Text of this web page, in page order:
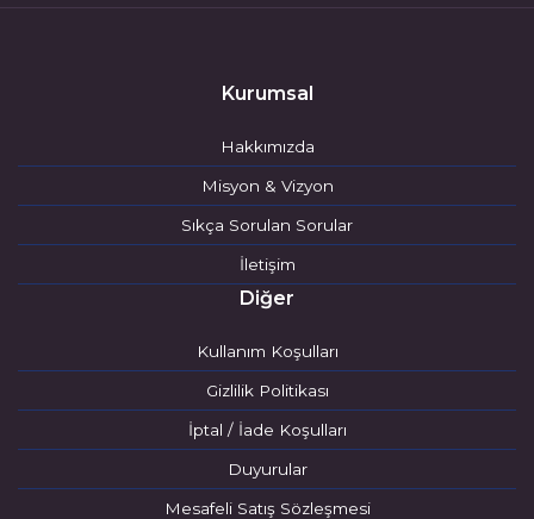
Kurumsal
Hakkımızda
Misyon & Vizyon
Sıkça Sorulan Sorular
İletişim
Diğer
Kullanım Koşulları
Gizlilik Politikası
İptal / İade Koşulları
Duyurular
Mesafeli Satış Sözleşmesi